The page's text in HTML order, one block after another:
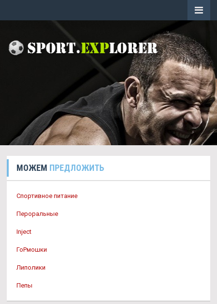
МОЖЕМ ПРЕДЛОЖИТЬ
Спортивное питание
Пероральные
Inject
ГоРмошки
Липолики
Пепы